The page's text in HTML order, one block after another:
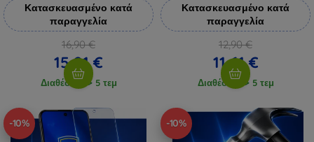
Κατασκευασμένο κατά
παραγγελία
16,90 €
15,21 €
Διαθέσιμο > 5 τεμ
Κατασκευασμένο κατά
παραγγελία
12,90 €
11,61 €
Διαθέσιμο > 5 τεμ
-10% -10%